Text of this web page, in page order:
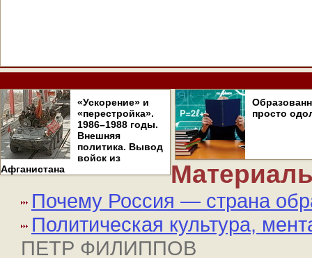
«Ускорение» и
«перестройка».
1986–1988 годы.
Внешняя
политика. Вывод
войск из
Афганистана
просто
Почему Россия — страна
Политическая культура,
ПЕТР ФИЛИППОВ